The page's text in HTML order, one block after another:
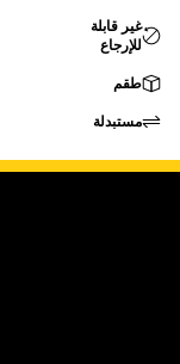
غير قابلة
للإرجاع
طقم
مستبدلة